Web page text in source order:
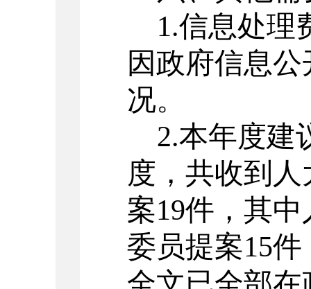
1.信息处理
因政府信息
况。
2.本年度建
度 ，共收到
案19件，其中
委员提案15件